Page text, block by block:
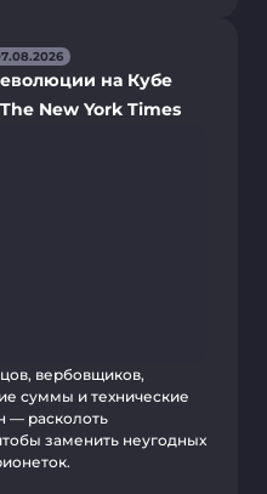
на Кубе
New York Times
вербовщиков,
суммы и технические
— расколоть
заменить неугодных